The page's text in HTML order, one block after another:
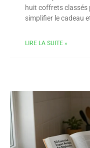
huit coffrets
simplifier le cadeau
LIRE LA SUITE »